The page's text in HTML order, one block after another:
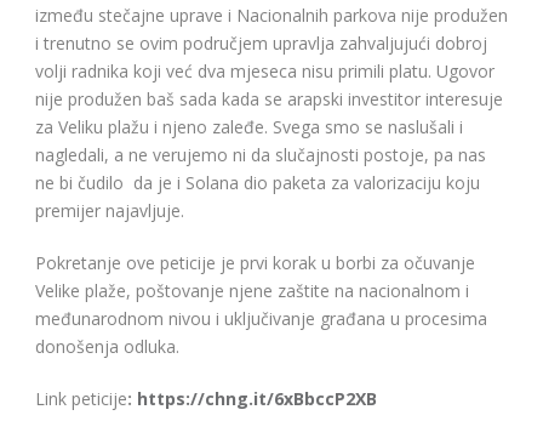
između stečajne uprave i Nacionalnih parkova nije produžen
i trenutno se ovim područjem upravlja zahvaljujući dobroj
volji radnika koji već dva mjeseca nisu primili platu. Ugovor
nije produžen baš sada kada se arapski investitor interesuje
za Veliku plažu i njeno zaleđe. Svega smo se naslušali i
nagledali, a ne verujemo ni da slučajnosti postoje, pa nas
ne bi čudilo da je i Solana dio paketa za valorizaciju koju
premijer najavljuje.
Pokretanje ove peticije je prvi korak u borbi za očuvanje
Velike plaže, poštovanje njene zaštite na nacionalnom i
međunarodnom nivou i uključivanje građana u procesima
donošenja odluka.
Link peticije: https://chng.it/6xBbccP2XB